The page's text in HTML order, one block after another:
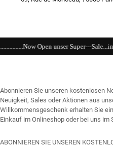
Super---Sale...im Store
Abonnieren Sie unseren kostenlosen
Neuigkeit, Sales oder Aktionen aus
Willkommensgeschenk erhalten Sie
Einkauf im Onlineshop oder bei uns im
ABONNIEREN SIE UNSEREN